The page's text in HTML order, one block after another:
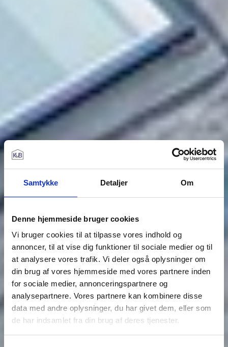
Samtykke Detaljer Om
Denne hjemmeside bruger cookies
Vi bruger cookies til at tilpasse vores indhold og
annoncer, til at vise dig funktioner til sociale medier og til
at analysere vores trafik. Vi deler også oplysninger om
din brug af vores hjemmeside med vores partnere inden
for sociale medier, annonceringspartnere og
analysepartnere. Vores partnere kan kombinere disse
data med andre oplysninger, du har givet dem, eller som
de har indsamlet fra din brug af deres tjenester.